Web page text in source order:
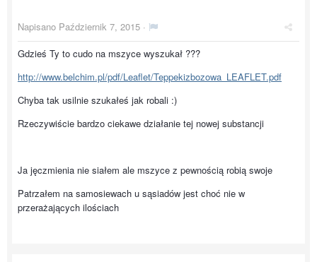
Napisano Październik 7, 2015 ·
Gdzieś Ty to cudo na mszyce wyszukał ???
http://www.belchim.pl/pdf/Leaflet/Teppekizbozowa_LEAFLET.pdf
Chyba tak usilnie szukałeś jak robali :)
Rzeczywiście bardzo ciekawe działanie tej nowej substancji
Ja jęczmienia nie siałem ale mszyce z pewnością robią swoje
Patrzałem na samosiewach u sąsiadów jest choć nie w
przerażających ilościach